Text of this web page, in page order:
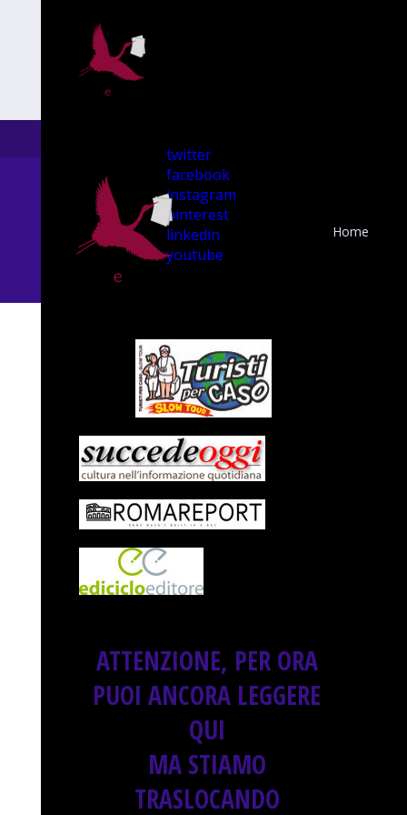
twitter
facebook
instagram
pinterest
linkedin
youtube
Home
ATTENZIONE, PER ORA
PUOI ANCORA LEGGERE
QUI
MA STIAMO
TRASLOCANDO